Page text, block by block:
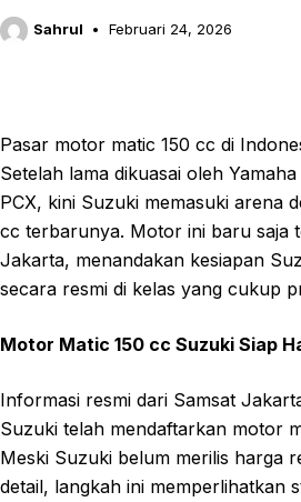
Sahrul Februari 24, 2026
Pasar motor matic 150 cc di
Setelah lama dikuasai oleh
PCX, kini Suzuki memasuki arena
cc terbarunya. Motor ini baru saja
Jakarta, menandakan kesiapan
secara resmi di kelas yang cukup
Motor Matic 150 cc Suzuki Siap
Informasi resmi dari Samsat
Suzuki telah mendaftarkan motor
Meski Suzuki belum merilis harga
detail, langkah ini memperlihatkan